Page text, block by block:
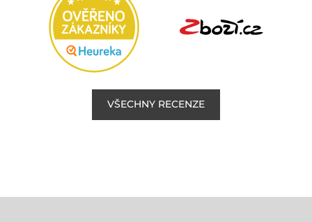
VŠECHNY RECENZE